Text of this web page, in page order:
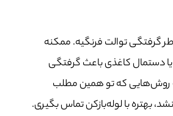
گرفتگی توالت فرنگیه. ممکنه
دستمال کاغذی باعث گرفتگی
روش‌هایی که تو همین مطلب
بهتره با لوله‌بازکن تماس بگیری.